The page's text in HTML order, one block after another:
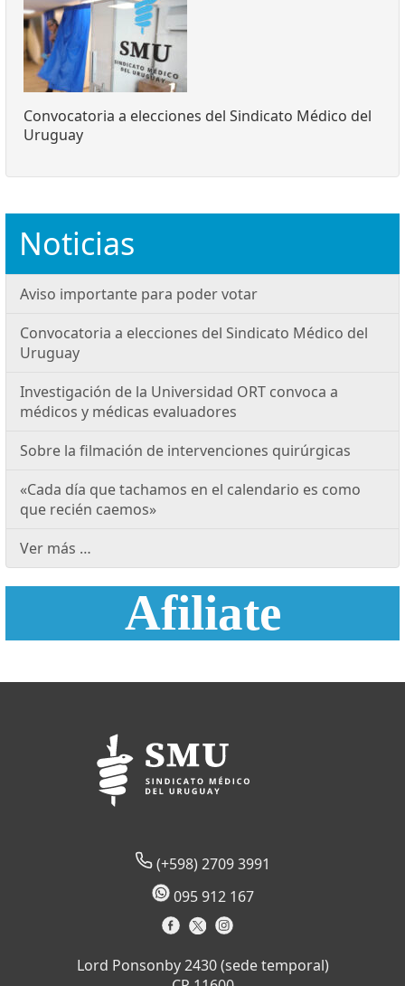
Convocatoria a elecciones del Sindicato Médico del
Uruguay
Noticias
Aviso importante para poder votar
Convocatoria a elecciones del Sindicato Médico del
Uruguay
Investigación de la Universidad ORT convoca a
médicos y médicas evaluadores
Sobre la filmación de intervenciones quirúrgicas
«Cada día que tachamos en el calendario es como
que recién caemos»
Ver más …
Afiliate
(+598) 2709 3991
095 912 167
Lord Ponsonby 2430 (sede temporal)